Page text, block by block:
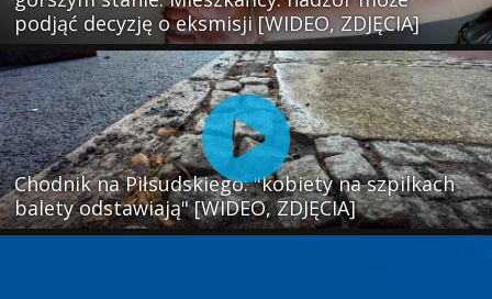
podjąć decyzję o eksmisji [WIDEO, ZDJĘCIA]
Chodnik na Piłsudskiego: "kobiety na szpilkach
balety odstawiają" [WIDEO, ZDJĘCIA]